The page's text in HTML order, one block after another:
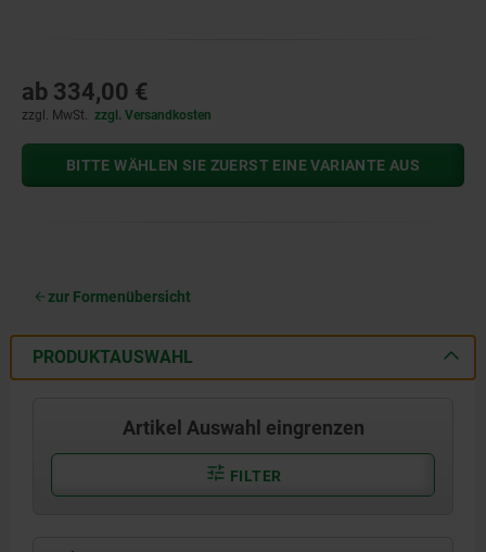
ab 334,00 €
zzgl. MwSt. zzgl. Versandkosten
BITTE WÄHLEN SIE ZUERST EINE VARIANTE AUS
zur Formenübersicht
PRODUKTAUSWAHL
Artikel Auswahl eingrenzen
FILTER